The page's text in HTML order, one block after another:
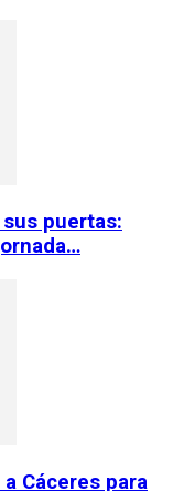
puertas:
Cáceres para